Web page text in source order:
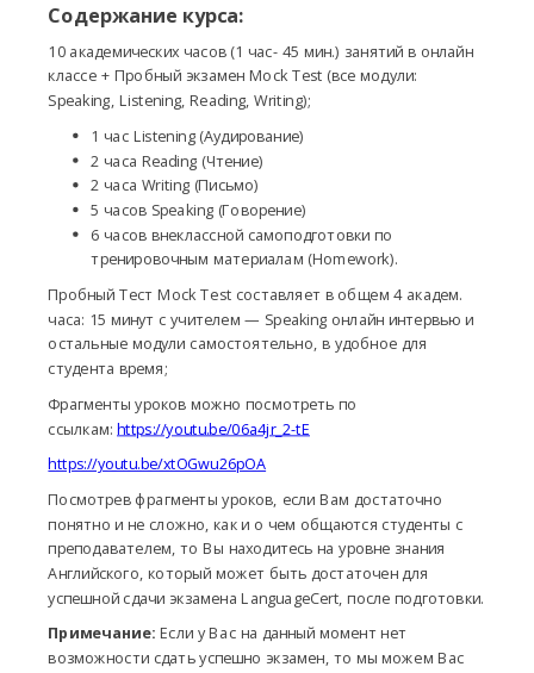
Содержание курса:
10 академических часов (1 час- 45 мин.) занятий в онлайн
классе + Пробный экзамен Mock Test (все модули:
Speaking, Listening, Reading, Writing);
1 час Listening (Аудирование)
2 часа Reading (Чтение)
2 часа Writing (Письмо)
5 часов Speaking (Говорение)
6 часов внеклассной самоподготовки по
тренировочным материалам (Homework).
Пробный Тест Mock Test составляет в общем 4 академ.
часа: 15 минут с учителем — Speaking онлайн интервью и
остальные модули самостоятельно, в удобное для
студента время;
Фрагменты уроков можно посмотреть по
ссылкам: https://youtu.be/06a4jr_2-tE
https://youtu.be/xtOGwu26pOA
Посмотрев фрагменты уроков, если Вам достаточно
понятно и не сложно, как и о чем общаются студенты с
преподавателем, то Вы находитесь на уровне знания
Английского, который может быть достаточен для
успешной сдачи экзамена LanguageCert, после подготовки.
Примечание: Если у Вас на данный момент нет
возможности сдать успешно экзамен, то мы можем Вас